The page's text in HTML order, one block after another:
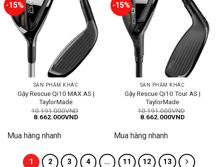
-15%
SẢN PHẨM KHÁC
Gậy Rescue Qi10 MAX AS |
TaylorMade
10.191.000VND
Giá
10.191.000VND.
8.662.000VNDGiá
Mua hàng nhanh
-15%
SẢN PHẨM KHÁC
Gậy Rescue Qi10 Tour AS |
TaylorMade
10.191.000VND
Giá
10.191.000VND.
8.662.000VNDGiá
Mua hàng nhanh
1 2 3 4 … 11 12 13